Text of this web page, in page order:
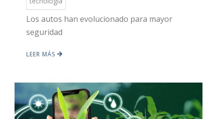
HOT
Los autos han evolucionado para mayor
seguridad
LEER MÁS